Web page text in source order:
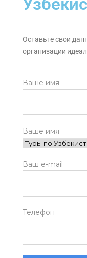
Оставьте свои
организации
Ваше имя
Ваше имя
Ваш e-mail
Телефон